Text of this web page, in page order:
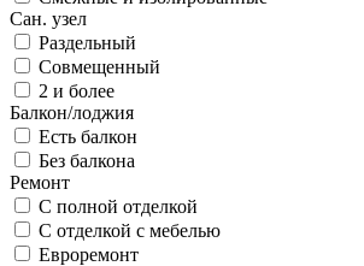
Сан. узел
Раздельный
Совмещенный
2 и более
Балкон/лоджия
Есть балкон
Без балкона
Ремонт
С полной отделкой
С отделкой с мебелью
Евроремонт